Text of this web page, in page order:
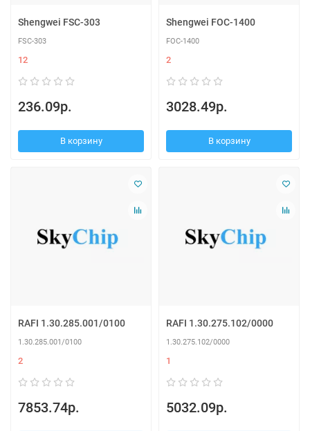
Shengwei FSC-303
FSC-303
12
236.09р.
В корзину
Shengwei FOC-1400
FOC-1400
2
3028.49р.
В корзину
RAFI 1.30.285.001/0100
1.30.285.001/0100
2
7853.74р.
RAFI 1.30.275.102/0000
1.30.275.102/0000
1
5032.09р.